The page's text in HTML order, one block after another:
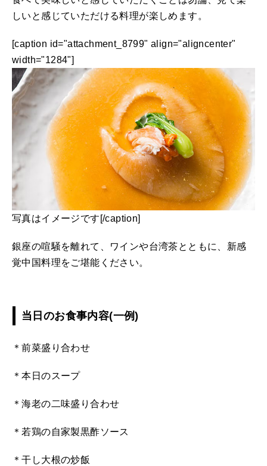
しいと感じていただける料理が楽しめます。
[caption id="attachment_8799" align="aligncenter"
width="1284"]
写真はイメージです[/caption]
銀座の喧騒を離れて、ワインや台湾茶とともに、新感
覚中国料理をご堪能ください。
当日のお食事内容(一例)
＊前菜盛り合わせ
＊本日のスープ
＊海老の二味盛り合わせ
＊若鶏の自家製黒酢ソース
＊干し大根の炒飯